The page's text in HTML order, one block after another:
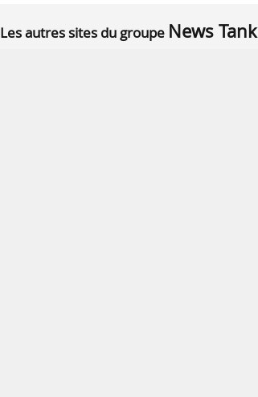
Les autres sites du groupe News Tank